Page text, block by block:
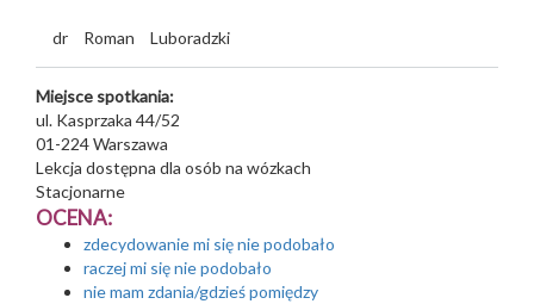
dr Roman Luboradzki
Miejsce spotkania:
ul. Kasprzaka 44/52
01-224Warszawa
Lekcja dostępna dla osób na wózkach
Stacjonarne
OCENA:
zdecydowanie mi się nie podobało
raczej mi się nie podobało
nie mam zdania/gdzieś pomiędzy